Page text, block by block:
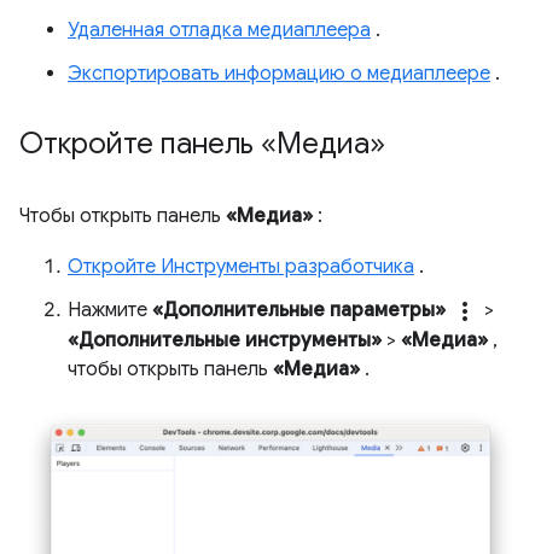
Удаленная отладка медиаплеера .
Экспортировать информацию о медиаплеере .
Откройте панель «Медиа»
Чтобы открыть панель «Медиа» :
Откройте Инструменты разработчика .
Нажмите «Дополнительные параметры» more_vert
>
«Дополнительные инструменты» > «Медиа» ,
чтобы открыть панель «Медиа» .